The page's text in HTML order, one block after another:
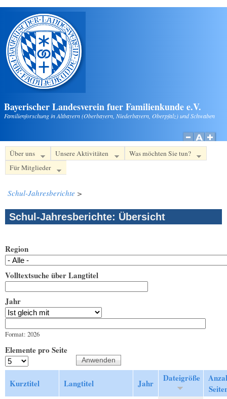
Direkt zum Inhalt
Bayerischer Landesverein fuer Familienkunde e.V.
Familienforschung in Altbayern (Oberbayern, Niederbayern, Oberpfalz) und Schwaben
Über uns Unsere Aktivitäten
Was möchten Sie tun?
Für Mitglieder
Schul-Jahresberichte >
Schul-Jahresberichte: Übersicht
Region
Volltextsuche über Langtitel
Jahr
Format: 2026
Elemente pro Seite
Kurztitel Langtitel Jahr Dateigröße